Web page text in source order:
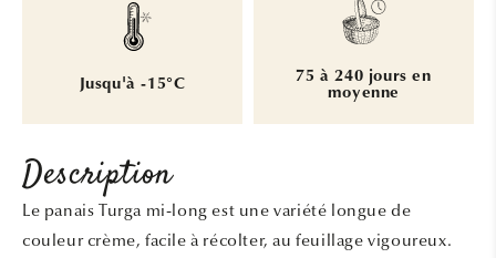
Jusqu'à -15°C
75 à 240 jours en
moyenne
Description
Le panais Turga mi-long est une variété longue de
couleur crème, facile à récolter, au feuillage vigoureux.